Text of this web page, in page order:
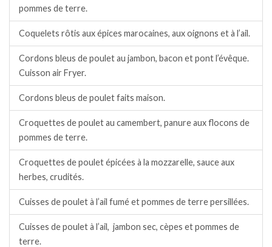
pommes de terre.
Coquelets rôtis aux épices marocaines, aux oignons et à l’ail.
Cordons bleus de poulet au jambon, bacon et pont l’évêque.
Cuisson air Fryer.
Cordons bleus de poulet faits maison.
Croquettes de poulet au camembert, panure aux flocons de
pommes de terre.
Croquettes de poulet épicées à la mozzarelle, sauce aux
herbes, crudités.
Cuisses de poulet à l’ail fumé et pommes de terre persillées.
Cuisses de poulet à l’ail, jambon sec, cèpes et pommes de
terre.